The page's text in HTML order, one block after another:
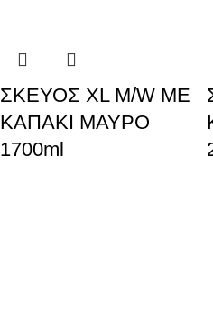
ΣΚΕΥΟΣ XL M/W ΜΕ
ΚΑΠΑΚΙ ΜΑΥΡΟ
1700ml